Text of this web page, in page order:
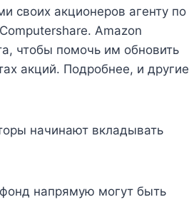
своих акционеров агенту по
Amazon
чтобы помочь им обновить
акций. Подробнее, и другие
начинают вкладывать
напрямую могут быть